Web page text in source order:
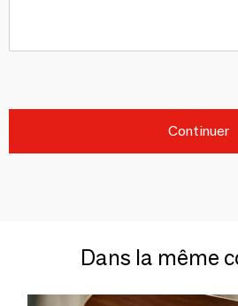
Continuer
Dans la même